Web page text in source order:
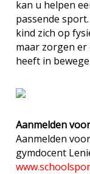
kan u helpen
passende
kind zich op
maar zorgen
heeft in
Aanmelden
Aanmelden
gymdocent